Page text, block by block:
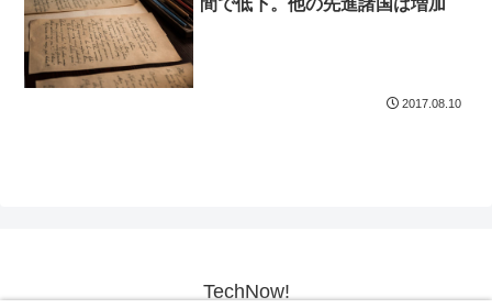
間で低下。他の先進諸国は増加
2017.08.10
TechNow!